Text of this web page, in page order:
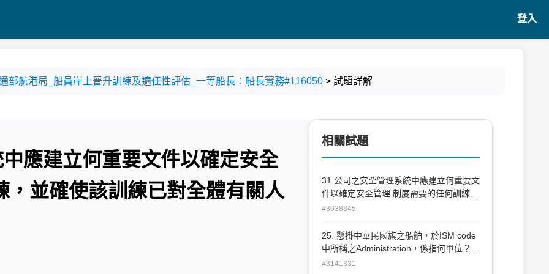
登入
部航港局_船員岸上晉升訓練及適任性評估_一等船長：船長實務#116050 > 試題詳解
應建立何重要文件以確定安全
，並確使該訓練已對全體有關人
相關試題
31 公司之安全管理系統中應建立何重要文
件以確定安全管理 制度需要的任何訓練，
並確使該訓練已對全體有關人員施 行？
稽核程序書
#3038845
25. 懸掛中華民國旗之船舶，於ISM code
中所稱之Administration，係指何單位？
(A)中國 驗船中心(CR) (B)挪威驗船協會
#3141331